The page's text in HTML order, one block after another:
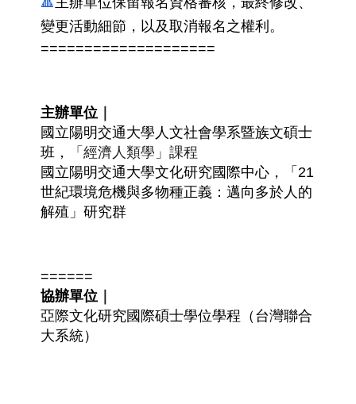
變更活動細節，以及取消報名之權利。
====================
主辦單位
國立陽明交通大學人文社會學系暨族文碩士
班，
「經濟人類學」課程
國立陽明交通大學文化研究國際中心，「21
世紀環境危機與多物種正義：邁向多於人的
解殖」研究群
======
協辦單位
亞際文化研究國際碩士學位學程（台灣聯合
大系統）